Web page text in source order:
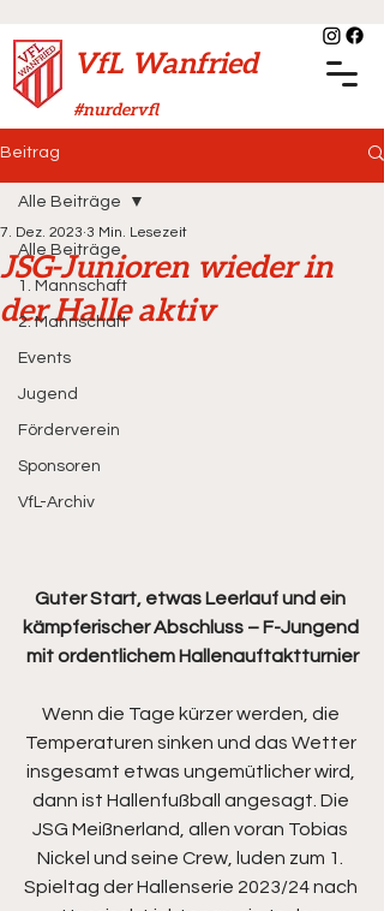
VfL Wanfried
#nurdervfl
Beitrag
Alle Beiträge
1. Mannschaft
2. Mannschaft
Events
Jugend
Förderverein
Sponsoren
VfL-Archiv
Alle Beiträge
JSG-Junioren wieder in
der Halle aktiv
7. Dez. 2023 3 Min. Lesezeit
Guter Start, etwas Leerlauf und ein
kämpferischer Abschluss – F-Jungend
mit ordentlichem Hallenauftaktturnier
Wenn die Tage kürzer werden, die
Temperaturen sinken und das Wetter
insgesamt etwas ungemütlicher wird,
dann ist Hallenfußball angesagt. Die
JSG Meißnerland, allen voran Tobias
Nickel und seine Crew, luden zum 1.
Spieltag der Hallenserie 2023/24 nach